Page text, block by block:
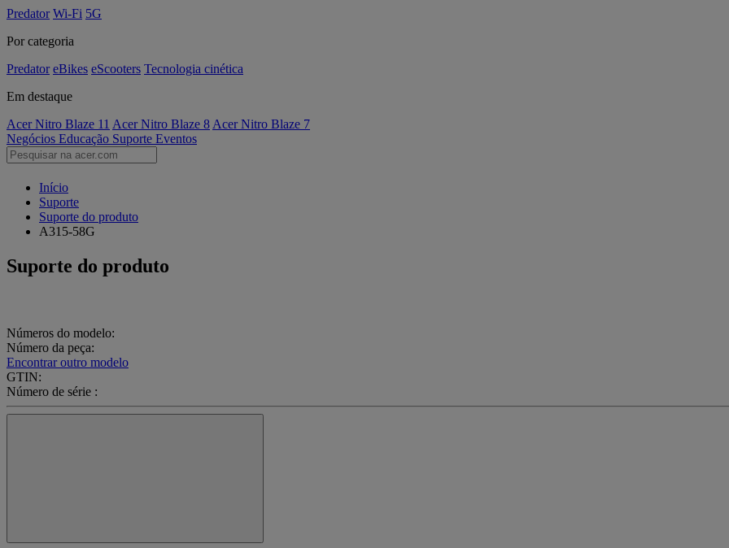
Predator Wi-Fi 5G
Por categoria
Predator eBikes eScooters Tecnologia cinética
Em destaque
Acer Nitro Blaze 11 Acer Nitro Blaze 8 Acer Nitro Blaze 7
Negócios Educação Suporte Eventos
Início
Suporte
Suporte do produto
A315-58G
Suporte do produto
Números do modelo:
Número da peça:
Encontrar outro modelo
GTIN:
Número de série :